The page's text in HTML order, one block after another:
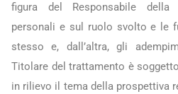
figura del Responsabile
personali e sul ruolo svolto e le
stesso e, dall’altra, gli
Titolare del trattamento è
in rilievo il tema della prospettiva